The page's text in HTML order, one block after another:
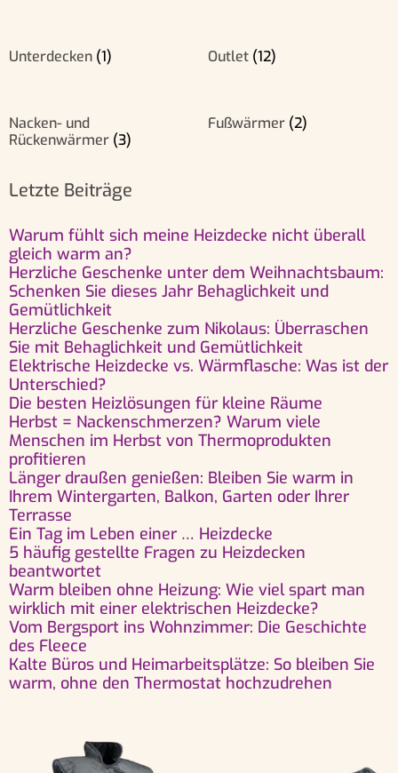
Unterdecken (1) Outlet (12)
Nacken- und
Rückenwärmer (3)
Fußwärmer (2)
Letzte Beiträge
Warum fühlt sich meine Heizdecke nicht überall
gleich warm an?
Herzliche Geschenke unter dem Weihnachtsbaum:
Schenken Sie dieses Jahr Behaglichkeit und
Gemütlichkeit
Herzliche Geschenke zum Nikolaus: Überraschen
Sie mit Behaglichkeit und Gemütlichkeit
Elektrische Heizdecke vs. Wärmflasche: Was ist der
Unterschied?
Die besten Heizlösungen für kleine Räume
Herbst = Nackenschmerzen? Warum viele
Menschen im Herbst von Thermoprodukten
profitieren
Länger draußen genießen: Bleiben Sie warm in
Ihrem Wintergarten, Balkon, Garten oder Ihrer
Terrasse
Ein Tag im Leben einer … Heizdecke
5 häufig gestellte Fragen zu Heizdecken
beantwortet
Warm bleiben ohne Heizung: Wie viel spart man
wirklich mit einer elektrischen Heizdecke?
Vom Bergsport ins Wohnzimmer: Die Geschichte
des Fleece
Kalte Büros und Heimarbeitsplätze: So bleiben Sie
warm, ohne den Thermostat hochzudrehen